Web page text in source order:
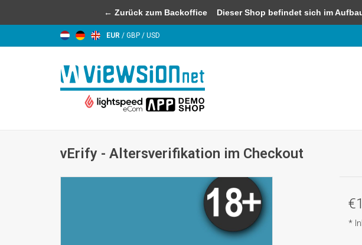
EUR / GBP / USD
vErify - Altersverifikation im Checkout
*
← Zurück zum BackofficeDieser Shop befindet sich im